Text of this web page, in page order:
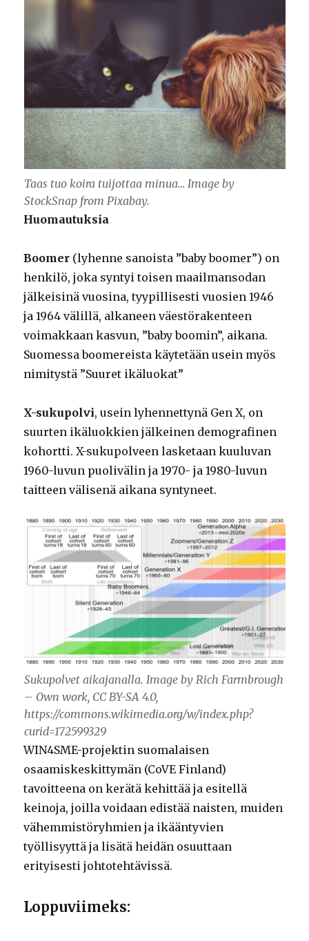
Taas tuo koira tuijottaa minua… Image by
StockSnap from Pixabay.
Huomautuksia
Boomer (lyhenne sanoista ”baby boomer”) on
henkilö, joka syntyi toisen maailmansodan
jälkeisinä vuosina, tyypillisesti vuosien 1946
ja 1964 välillä, alkaneen väestörakenteen
voimakkaan kasvun, ”baby boomin”, aikana.
Suomessa boomereista käytetään usein myös
nimitystä ”Suuret ikäluokat”
X-sukupolvi, usein lyhennettynä Gen X, on
suurten ikäluokkien jälkeinen demografinen
kohortti. X-sukupolveen lasketaan kuuluvan
1960-luvun puolivälin ja 1970- ja 1980-luvun
taitteen välisenä aikana syntyneet.
Sukupolvet aikajanalla. Image by Rich Farmbrough
– Own work, CC BY-SA 4.0,
https://commons.wikimedia.org/w/index.php?
curid=172599329
WIN4SME-projektin suomalaisen
osaamiskeskittymän (CoVE Finland)
tavoitteena on kerätä kehittää ja esitellä
keinoja, joilla voidaan edistää naisten, muiden
vähemmistöryhmien ja ikääntyvien
työllisyyttä ja lisätä heidän osuuttaan
erityisesti johtotehtävissä.
Loppuviimeks: